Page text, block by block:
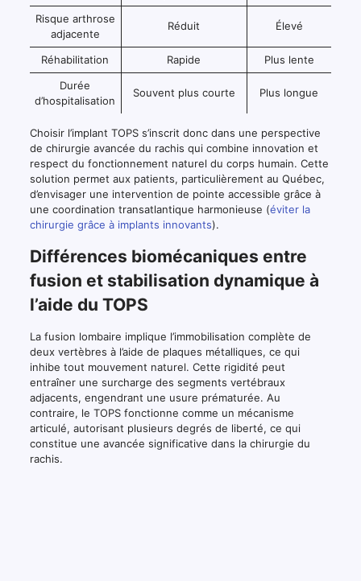
Risque arthrose
adjacente
Réduit Élevé
Réhabilitation Rapide
Plus lente
Durée
d’hospitalisation
Souvent plus courte Plus longue
Choisir l’implant TOPS s’inscrit donc dans une perspective
de chirurgie avancée du rachis qui combine innovation et
respect du fonctionnement naturel du corps humain. Cette
solution permet aux patients, particulièrement au Québec,
d’envisager une intervention de pointe accessible grâce à
une coordination transatlantique harmonieuse (éviter la
chirurgie grâce à implants innovants).
Différences biomécaniques entre
fusion et stabilisation dynamique à
l’aide du TOPS
La fusion lombaire implique l’immobilisation complète de
deux vertèbres à l’aide de plaques métalliques, ce qui
inhibe tout mouvement naturel. Cette rigidité peut
entraîner une surcharge des segments vertébraux
adjacents, engendrant une usure prématurée. Au
contraire, le TOPS fonctionne comme un mécanisme
articulé, autorisant plusieurs degrés de liberté, ce qui
constitue une avancée significative dans la chirurgie du
rachis.